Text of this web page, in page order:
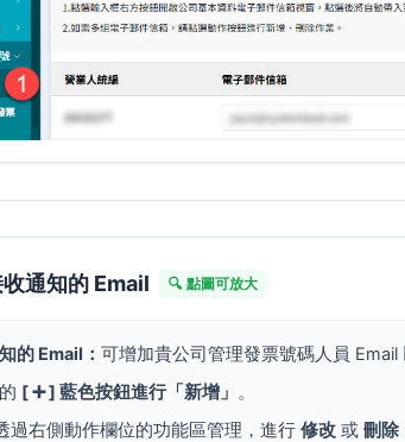
通知的 Email 🔍 點圖可放大
的 Email：可增加貴公司管理發票號碼人員 Email
[ ➕ ] 藍色按鈕進行「新增」 。
過右側動作欄位的功能區管理，進行修改 或刪除